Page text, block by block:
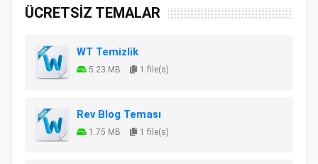
ÜCRETSİZ TEMALAR
WT Temizlik
5.23 MB 1 file(s)
Rev Blog Teması
1.75 MB 1 file(s)